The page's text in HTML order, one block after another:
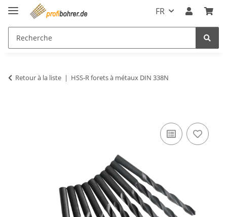
FR
Retour à la liste HSS-R forets à métaux DIN 338N